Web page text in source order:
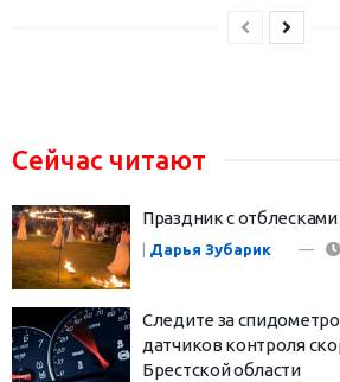
Сейчас читают
Праздник с отблесками
| Дарья Зубарик
Следите за
датчиков контроля
Брестской области